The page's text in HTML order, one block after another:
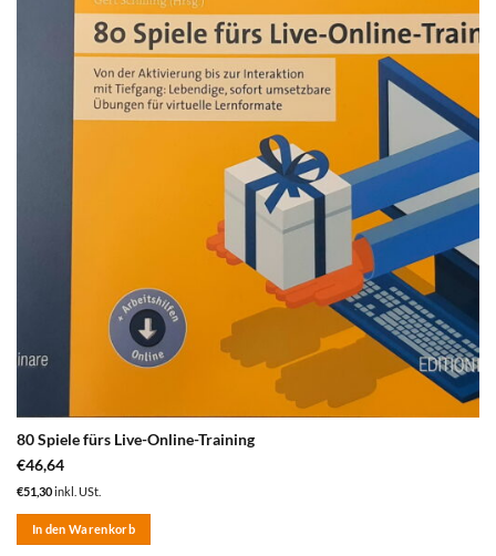
Merkzettel
hinzufügen
80 Spiele fürs Live-Online-Training
€46,64
€51,30inkl. USt.
In den Warenkorb